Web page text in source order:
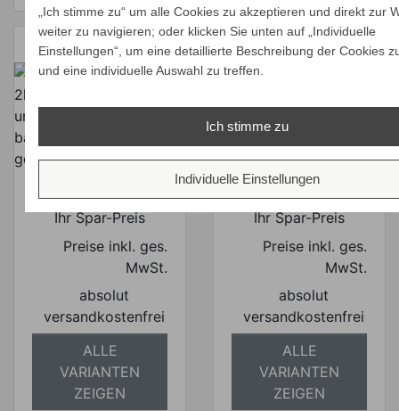
cm mit
Knick, Weiß
1.364,08 €
Ihr Spar-Preis
Preise inkl. ges.
MwSt.
absolut
versandkostenfrei
ALLE
VARIANTEN
ZEIGEN
Klassiker Schirm
300x300 cm,
Acryltuch natur
Verkaufspreis
ab 1.285,00 €
1.211,76 €
Ihr Spar-Preis
Preise inkl. ges.
MwSt.
absolut
versandkostenfrei
ALLE
VARIANTEN
ZEIGEN
„Ich stimme zu“ um alle Cookies zu akzeptieren und direkt zur
weiter zu navigieren; oder klicken Sie unten auf „Individuelle
Einstellungen“, um eine detaillierte Beschreibung der Cookies
und eine individuelle Auswahl zu treffen.
Ich stimme zu
Individuelle Einstellungen